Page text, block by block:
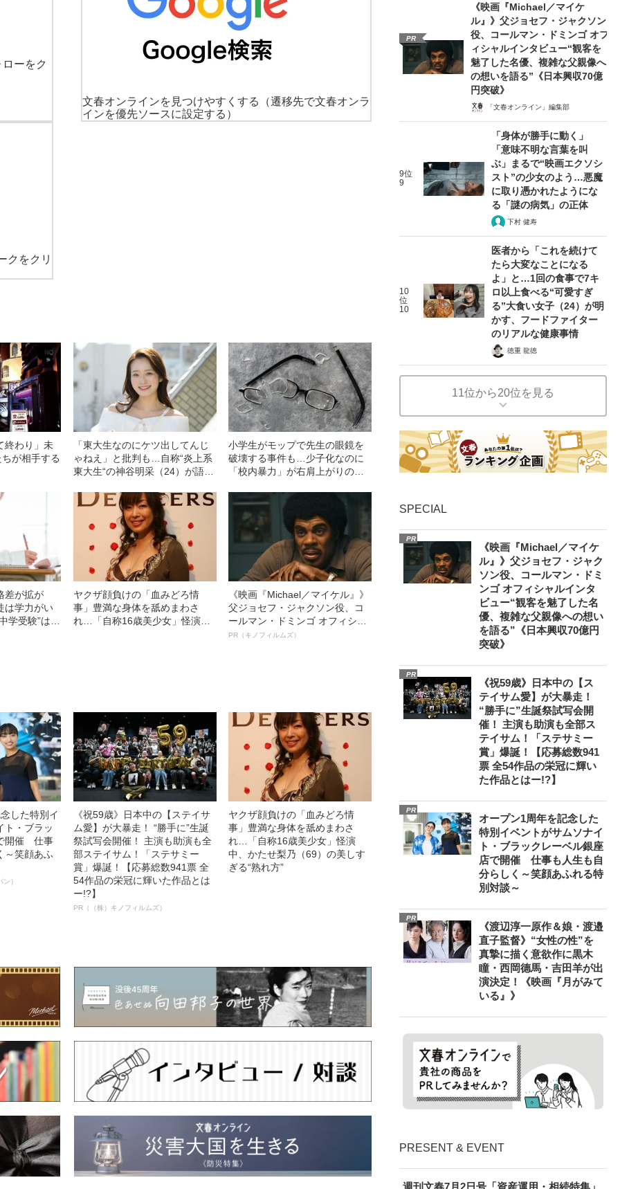
ーをク
文春オンラインを見つけやすくする
（遷移先で文春オンラ
インを優先ソースに設定する）
クをクリ
終わり」未
が相手する
「東大生なのにケツ出してんじ
ゃねえ」と批判も…自称“炎上系
東大生“の神谷明采（24）が語
小学生がモップで先生の眼鏡を
破壊する事件も…少子化なのに
「校内暴力」が右肩上がりの理
差が拡が
は学力がい
学受験”はこ
ヤクザ顔負けの「血みどろ情
事」豊満な身体を舐めまわさ
れ…「自称16歳美少女」怪演
《映画『Michael／マイケル』》
父ジョセフ・ジャクソン役、コ
ールマン・ドミンゴ オフィシャ
ルインタビュー“観客を魅了した
PR（キノフィルムズ）
した特別イ
ト・ブラッ
開催 仕事
～笑顔あふ
）
《祝59歳》日本中の【ステイサ
ム愛】が大暴走！ “勝手に”生誕
祭試写会開催！ 主演も助演も全
部ステイサム！「ステサミー
賞」爆誕！【応募総数941票 全
54作品の栄冠に輝いた作品とは
ー!?】
PR（（株）キノフィルムズ）
ヤクザ顔負けの「血みどろ情
事」豊満な身体を舐めまわさ
れ…「自称16歳美少女」怪演
中、かたせ梨乃（69）の美しす
ぎる“熟れ方”
PR
《映画『Michael／マイケ
ル』》父ジョセフ・ジャクソン
役、コールマン・ドミンゴ オフ
ィシャルインタビュー“観客を
魅了した名優、複雑な父親像へ
の想いを語る”《日本興収70億
円突破》
「文春オンライン」編集部
9位
9
「身体が勝手に動く」
「意味不明な言葉を叫
ぶ」まるで“映画エクソシ
スト”の少女のよう…悪魔
に取り憑かれたようにな
る「謎の病気」の正体
下村 健寿
10
位
10
医者から「これを続けて
たら大変なことになる
よ」と…1回の食事で7キ
ロ以上食べる“可愛すぎ
る”大食い女子（24）が明
かす、フードファイター
のリアルな健康事情
徳重 龍徳
11位から20位を見る
SPECIAL
PR
《映画『Michael／マイケ
ル』》父ジョセフ・ジャク
ソン役、コールマン・ドミ
ンゴ オフィシャルインタ
ビュー“観客を魅了した名
優、複雑な父親像への想い
を語る”《日本興収70億円
突破》
PR
《祝59歳》日本中の【ス
テイサム愛】が大暴走！
“勝手に”生誕祭試写会開
催！ 主演も助演も全部ス
テイサム！「ステサミー
賞」爆誕！【応募総数941
票 全54作品の栄冠に輝い
た作品とはー!?】
PR
オープン1周年を記念した
特別イベントがサムソナイ
ト・ブラックレーベル銀座
店で開催 仕事も人生も自
分らしく～笑顔あふれる特
別対談～
PR
《渡辺淳一原作＆娘・渡邉
直子監督》“女性の性”を
真摯に描く意欲作に黒木
瞳・西岡德馬・吉田羊が出
演決定！《映画『月がみて
いる』》
PRESENT & EVENT